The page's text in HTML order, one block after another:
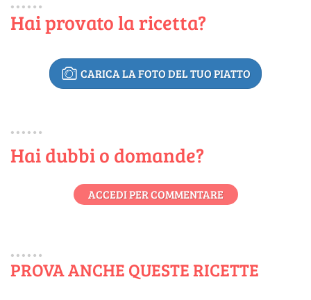
Hai provato la ricetta?
CARICA LA FOTO DEL TUO PIATTO
Hai dubbi o domande?
ACCEDI PER COMMENTARE
PROVA ANCHE QUESTE RICETTE